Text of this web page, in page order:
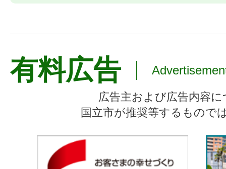
有料広告
広告主および広告内容
国立市が推奨等するもので